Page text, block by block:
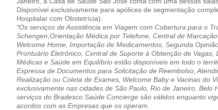
Disponível exclusivamente para apólices de segmentação
Hospitalar com Obstetrícia).
*Os serviços de Assistência em Viagem com Cobertura para o
Schengen,Orientação Médica por Telefone, Central de
Welcome Home, Importação de Medicamentos, Segunda
Prontuário Eletrônico, Central de Suporte à Obtenção de Vagas,
Médicas e Saúde em Equilíbrio estão disponíveis em todo o
Expressa de Documentos para Solicitação de Reembolso,
Realização ou Coleta de Exames, Welcome Baby e Vacinas do
exclusivamente nas cidades de São Paulo, Rio de Janeiro, Belo
serviços do Bradesco Saúde Concierge são válidos enquanto
acordos com as Empresas que os operam.